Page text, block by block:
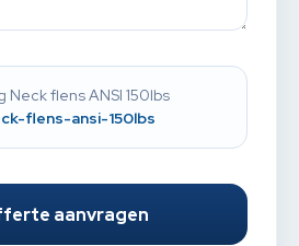
Neck flens ANSI 150lbs
flens-ansi-150lbs
aanvragen